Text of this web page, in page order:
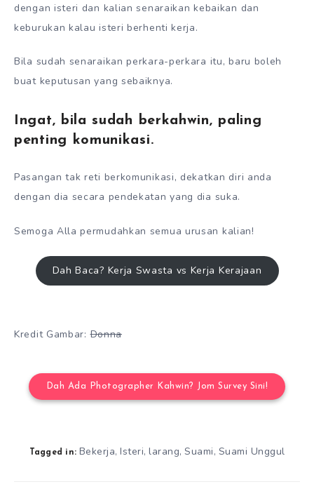
dengan isteri dan kalian senaraikan kebaikan dan
keburukan kalau isteri berhenti kerja.
Bila sudah senaraikan perkara-perkara itu, baru boleh
buat keputusan yang sebaiknya.
Ingat, bila sudah berkahwin, paling
penting komunikasi.
Pasangan tak reti berkomunikasi, dekatkan diri anda
dengan dia secara pendekatan yang dia suka.
Semoga Alla permudahkan semua urusan kalian!
Dah Baca? Kerja Swasta vs Kerja Kerajaan
Kredit Gambar:Donna
Dah Ada Photographer Kahwin? Jom Survey Sini!
Tagged in: Bekerja, Isteri, larang, Suami, Suami Unggul